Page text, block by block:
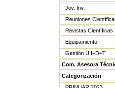
Jov. Inv.
Reuniones
Revistas Científicas
Equipamiento
Gestión U I+D+T
Com. Asesora
Categorización